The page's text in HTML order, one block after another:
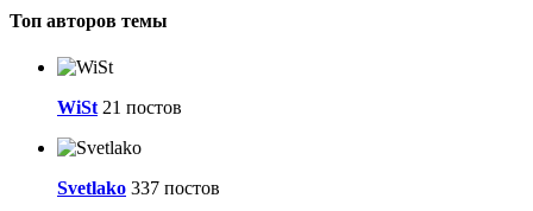
Топ авторов темы
WiSt 21 постов
Svetlako 337 постов